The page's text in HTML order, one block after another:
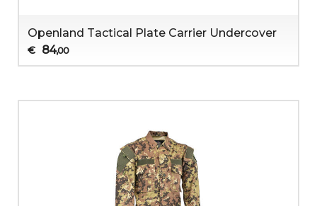
Openland Tactical Plate Carrier Undercover
€ 84,00